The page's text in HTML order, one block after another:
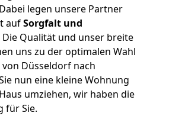
legen unsere Partner
aufSorgfalt und
Die Qualität und unser breite
uns zu der optimalen Wahl
Düsseldorf nach
nun eine kleine Wohnung
umziehen, wir haben die
für Sie.